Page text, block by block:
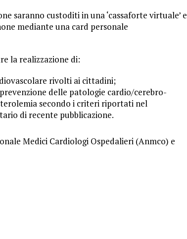
saranno custoditi in una ‘cassaforte virtuale’ e
mediante una card personale
la realizzazione di:
rivolti ai cittadini;
delle patologie cardio/cerebro-
secondo i criteri riportati nel
di recente pubblicazione.
Medici Cardiologi Ospedalieri (Anmco) e